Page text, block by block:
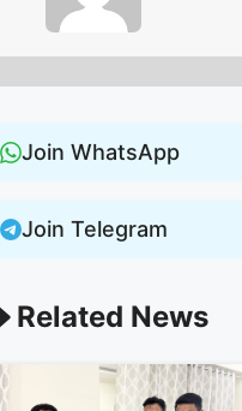
Join WhatsApp
Join Telegram
Related News